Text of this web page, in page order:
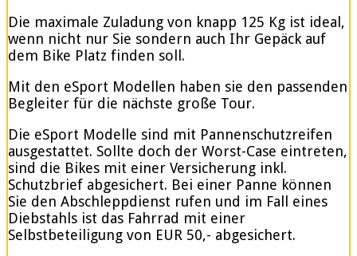
Die maximale Zuladung von knapp 125 Kg ist ideal,
wenn nicht nur Sie sondern auch Ihr Gepäck auf
dem Bike Platz finden soll.
Mit den eSport Modellen haben sie den passenden
Begleiter für die nächste große Tour.
Die eSport Modelle sind mit Pannenschutzreifen
ausgestattet. Sollte doch der Worst-Case eintreten,
sind die Bikes mit einer Versicherung inkl.
Schutzbrief abgesichert. Bei einer Panne können
Sie den Abschleppdienst rufen und im Fall eines
Diebstahls ist das Fahrrad mit einer
Selbstbeteiligung von EUR 50,- abgesichert.